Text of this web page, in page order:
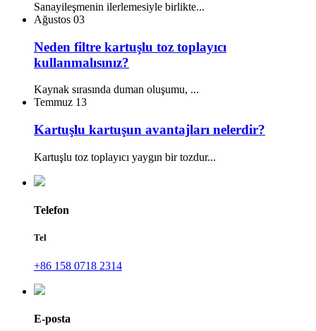
Sanayileşmenin ilerlemesiyle birlikte...
Ağustos 03
Neden filtre kartuşlu toz toplayıcı
kullanmalısınız?
Kaynak sırasında duman oluşumu, ...
Temmuz 13
Kartuşlu kartuşun avantajları nelerdir?
Kartuşlu toz toplayıcı yaygın bir tozdur...
Telefon
Tel
+86 158 0718 2314
E-posta